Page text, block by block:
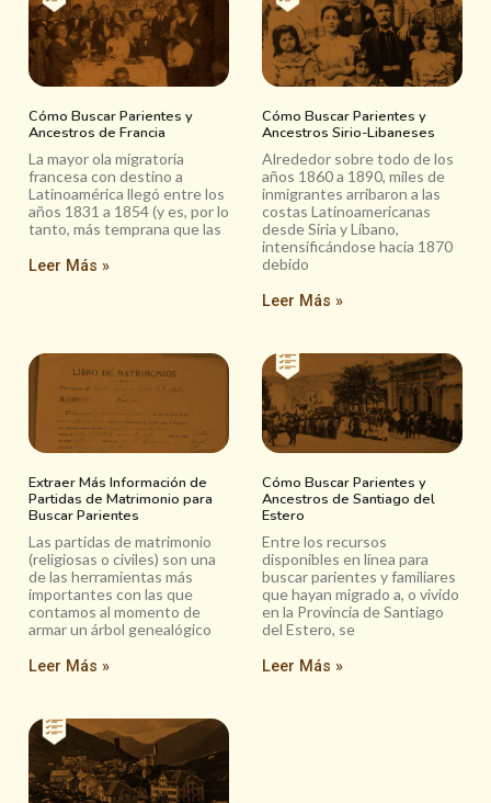
Cómo Buscar Parientes y
Ancestros de Francia
La mayor ola migratoria
francesa con destino a
Latinoamérica llegó entre los
años 1831 a 1854 (y es, por lo
tanto, más temprana que las
Leer Más »
Cómo Buscar Parientes y
Ancestros Sirio-Libaneses
Alrededor sobre todo de los
años 1860 a 1890, miles de
inmigrantes arribaron a las
costas Latinoamericanas
desde Siria y Líbano,
intensificándose hacia 1870
debido
Leer Más »
Extraer Más Información de
Partidas de Matrimonio para
Buscar Parientes
Las partidas de matrimonio
(religiosas o civiles) son una
de las herramientas más
importantes con las que
contamos al momento de
armar un árbol genealógico
Leer Más »
Cómo Buscar Parientes y
Ancestros de Santiago del
Estero
Entre los recursos
disponibles en línea para
buscar parientes y familiares
que hayan migrado a, o vivido
en la Provincia de Santiago
del Estero, se
Leer Más »